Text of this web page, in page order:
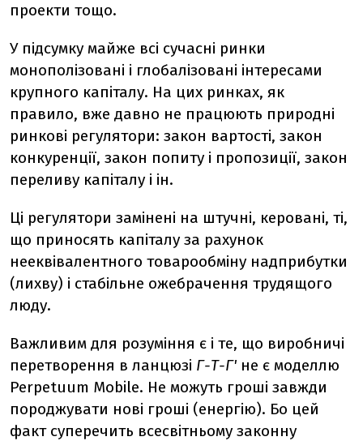
проекти тощо.
У підсумку майже всі сучасні ринки
монополізовані і глобалізовані інтересами
крупного капіталу. На цих ринках, як
правило, вже давно не працюють природні
ринкові регулятори: закон вартості, закон
конкуренції, закон попиту і пропозиції, закон
переливу капіталу і ін.
Ці регулятори замінені на штучні, керовані, ті,
що приносять капіталу за рахунок
нееквівалентного товарообміну надприбутки
(лихву) і стабільне ожебрачення трудящого
люду.
Важливим для розуміння є і те, що виробничі
перетворення в ланцюзі Г-Т-Г' не є моделлю
Perpetuum Mobile. Не можуть гроші завжди
породжувати нові гроші (енергію). Бо цей
факт суперечить всесвітньому законну